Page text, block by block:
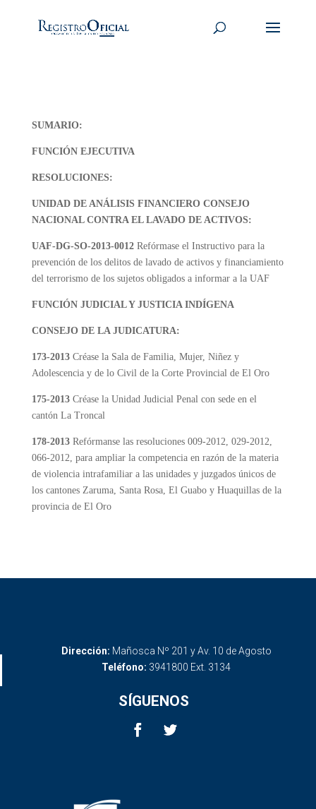
SUMARIO:
FUNCIÓN EJECUTIVA
RESOLUCIONES:
UNIDAD DE ANÁLISIS FINANCIERO CONSEJO
NACIONAL CONTRA EL LAVADO DE ACTIVOS:
UAF-DG-SO-2013-0012 Refórmase el Instructivo para la
prevención de los delitos de lavado de activos y financiamiento
del terrorismo de los sujetos obligados a informar a la UAF
FUNCIÓN JUDICIAL Y JUSTICIA INDÍGENA
CONSEJO DE LA JUDICATURA:
173-2013 Créase la Sala de Familia, Mujer, Niñez y
Adolescencia y de lo Civil de la Corte Provincial de El Oro
175-2013 Créase la Unidad Judicial Penal con sede en el
cantón La Troncal
178-2013 Refórmanse las resoluciones 009-2012, 029-2012,
066-2012, para ampliar la competencia en razón de la materia
de violencia intrafamiliar a las unidades y juzgados únicos de
los cantones Zaruma, Santa Rosa, El Guabo y Huaquillas de la
provincia de El Oro
Dirección: Mañosca Nº 201 y Av. 10 de Agosto
Teléfono: 3941800 Ext. 3134
SÍGUENOS